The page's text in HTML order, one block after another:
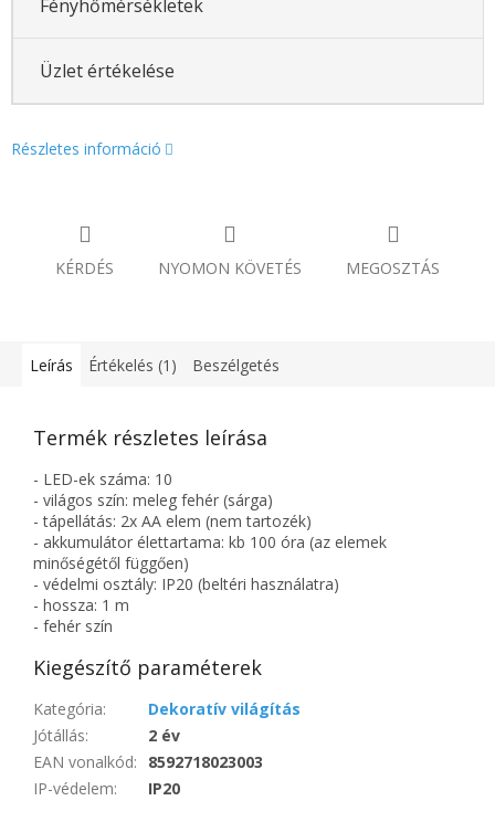
Fényhőmérsékletek
Üzlet értékelése
Részletes információ
KÉRDÉS NYOMON KÖVETÉS MEGOSZTÁS
Leírás Értékelés (1) Beszélgetés
Termék részletes leírása
- LED-ek száma: 10
- világos szín: meleg fehér (sárga)
- tápellátás: 2x AA elem (nem tartozék)
- akkumulátor élettartama: kb 100 óra (az elemek
minőségétől függően)
- védelmi osztály: IP20 (beltéri használatra)
- hossza: 1 m
- fehér szín
Kiegészítő paraméterek
Kategória:
Dekoratív világítás
Jótállás:
2 év
EAN vonalkód:
8592718023003
IP-védelem: IP20